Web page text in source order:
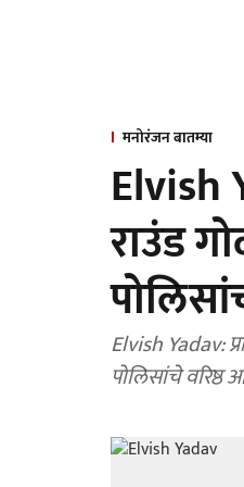
मनोरंजन बातम्या
Elvish
राउंड
Elvish Yadav:
पोलिसांचे